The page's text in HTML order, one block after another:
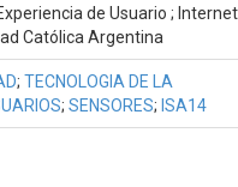
de Usuario ; Internet
Católica Argentina
; TECNOLOGIA DE LA
; SENSORES; ISA14